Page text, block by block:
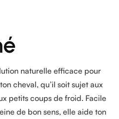
naturelle efficace pour
cheval, qu’il soit sujet aux
petits coups de froid. Facile
de bon sens, elle aide ton